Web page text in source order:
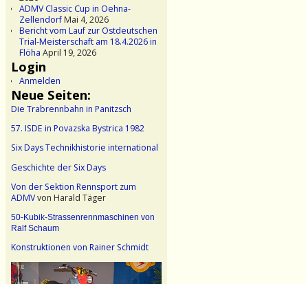
ADMV Classic Cup in Oehna-
ZellendorfMai 4, 2026
Bericht vom Lauf zur Ostdeutschen
Trial-Meisterschaft am 18.4.2026 in
Flöha April 19, 2026
Login
Anmelden
Neue Seiten:
Die Trabrennbahn in Panitzsch
57. ISDE in Povazska Bystrica 1982
Six Days Technikhistorie international
Geschichte der Six Days
Von der Sektion Rennsport zum
ADMVvon Harald Täger
50-Kubik-Strassenrennmaschinen von
Ralf Schaum
Konstruktionen von Rainer Schmidt